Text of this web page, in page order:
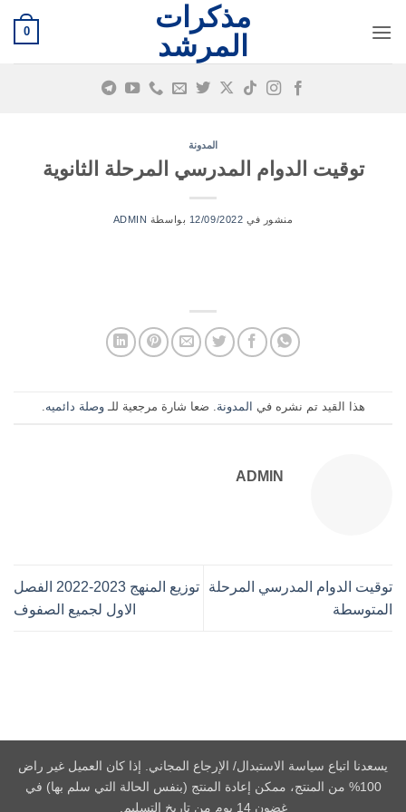
للمحتوى
مذكرات
المرشد
0
المدونة
توقيت الدوام المدرسي المرحلة الثانوية
منشور في 12/09/2022 بواسطة ADMIN
هذا القيد تم نشره في المدونة . ضعا شارة مرجعية للـوصلة دائميه
ADMIN
توقيت الدوام المدرسي المرحلة
المتوسطة
توزيع المنهج 2023-2022 الفصل
الاول لجميع الصفوف
يسعدنا اتباع سياسة الاستبدال/ الإرجاع المجاني. إذا كان العميل غير راض
100% من المنتج، ممكن إعادة المنتج (بنفس الحالة التي سلم بها) في
غضون 14 يوم من تاريخ التسليم.